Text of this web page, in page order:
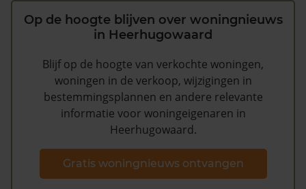
Op de hoogte blijven over woningnieuws
in Heerhugowaard
Blijf op de hoogte van verkochte woningen,
woningen in de verkoop, wijzigingen in
bestemmingsplannen en andere relevante
informatie voor woningeigenaren in
Heerhugowaard.
Gratis woningnieuws ontvangen